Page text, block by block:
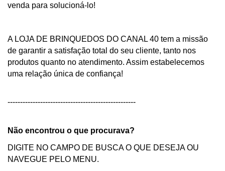
venda para solucioná-lo!
A LOJA DE BRINQUEDOS DO CANAL 40 tem a missão
de garantir a satisfação total do seu cliente, tanto nos
produtos quanto no atendimento. Assim estabelecemos
uma relação única de confiança!
---------------------------------------------------
Não encontrou o que procurava?
DIGITE NO CAMPO DE BUSCA O QUE DESEJA OU
NAVEGUE PELO MENU.